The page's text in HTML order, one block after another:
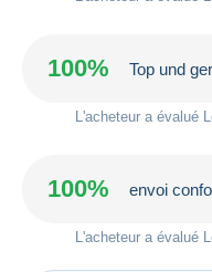
100% Top und
L'acheteur a évalué
100% envoi
L'acheteur a évalué